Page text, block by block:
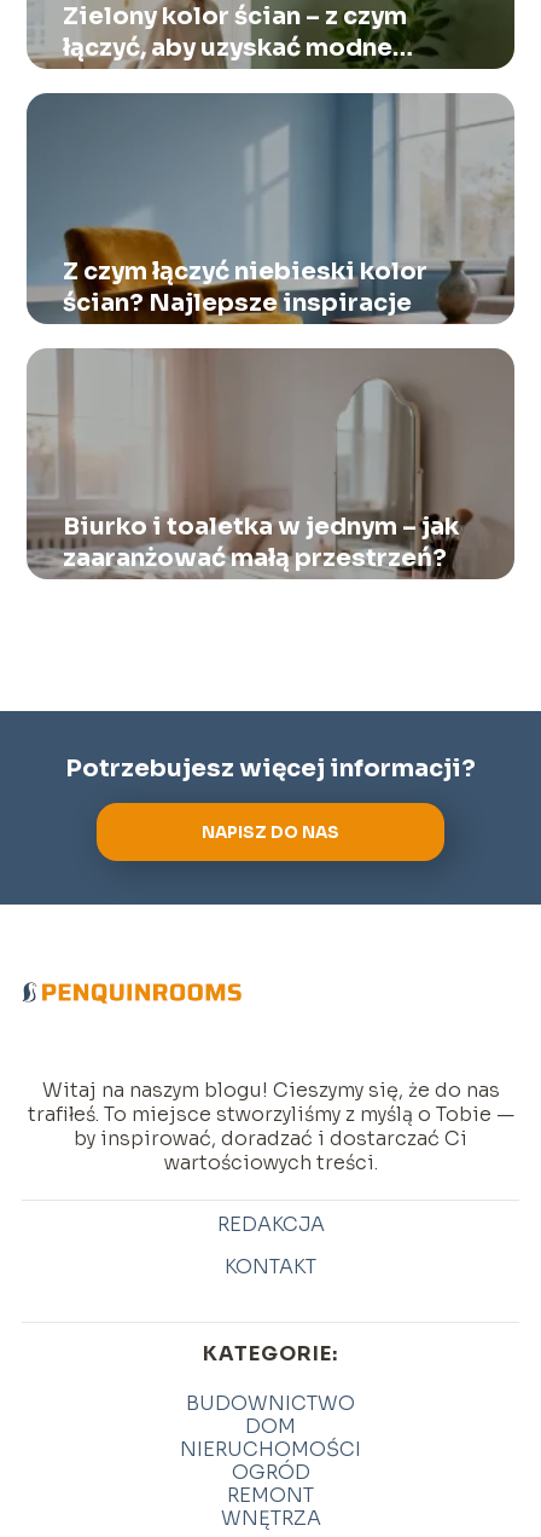
Zielony kolor ścian – z czym
łączyć, aby uzyskać modne
Z czym łączyć niebieski kolor
ścian? Najlepsze inspiracje
Biurko i toaletka w jednym – jak
zaaranżować małą przestrzeń?
Potrzebujesz więcej informacji?
NAPISZ DO NAS
Witaj na naszym blogu! Cieszymy się, że do nas
trafiłeś. To miejsce stworzyliśmy z myślą o Tobie —
by inspirować, doradzać i dostarczać Ci
wartościowych treści.
REDAKCJA
KONTAKT
KATEGORIE:
BUDOWNICTWO
DOM
NIERUCHOMOŚCI
OGRÓD
REMONT
WNĘTRZA